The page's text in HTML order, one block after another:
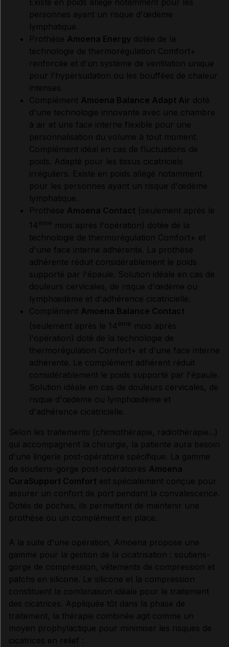
personnes ayant un risque d'œdème
lymphatique.
Prothèse Amoena Energy dotée de la
technologie de thermorégulation Comfort+
renforcée et d'un système de ventilation unique
pour l'hypersudation ou les bouffées de chaleur
intenses.
Complément Amoena Balance Adapt Air doté
d'une technologie innovante avec une chambre
à air et une face interne flexible pour une
personnalisation du volume à tout moment.
Complément idéal en cas de fluctuations de
poids. Adapté pour les tissus cicatriciels
irréguliers. Existe en poids allégé notamment
pour les personnes ayant un risque d'œdème
lymphatique.
Prothèse Amoena Contact (seulement après le
14ème mois après l'opération) dotée de la
technologie de thermorégulation Comfort+ et
d'une face interne adhérente. La prothèse
adhérente réduit considérablement le poids
supporté par l'épaule. Solution idéale en cas de
douleurs cervicales, de risque d'œdème ou
lymphœdème et d'adhérence cicatricielle.
Complément Amoena Balance Contact
(seulement après le 14ème mois après
l'opération) doté de la technologie de
thermorégulation Comfort+ et d'une face interne
adhérente. Le complément adhérent réduit
considérablement le poids supporté par l'épaule.
Solution idéale en cas de douleurs cervicales, de
risque d'œdème ou lymphœdème et
d'adhérence cicatricielle.
Selon les traitements (chimiothérapie, radiothérapie...)
qui accompagnent la chirurgie, la patiente aura besoin
d'une lingerie post-opératoire spécifique. La gamme
de soutiens-gorge post-opératoires Amoena
CuraSupport Comfort est spécialement conçue pour
assurer un confort de port pendant la convalescence.
Dotés de poches, ils permettent de maintenir une
prothèse ou un complément en place.
A la suite d'une opération, Amoena propose une
gamme pour la gestion de la cicatrisation : soutiens-
gorge de compression, vêtements de compression et
patchs en silicone. Le silicone et la compression
constituent la combinaison idéale pour le traitement
des cicatrices. Appliquée tôt dans la phase de
traitement, la thérapie combinée agit comme un
moyen prophylactique pour minimiser les risques de
cicatrices en relief :